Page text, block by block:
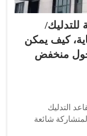
للتدليك/
كيف يمكن
منخفض
التدليك
شائعة
في كل مكان، وذلك